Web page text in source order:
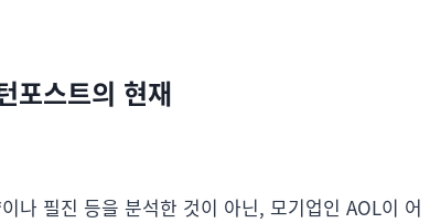
포스트의 현재
나 필진 등을 분석한 것이 아닌, 모기업인 AOL이 어